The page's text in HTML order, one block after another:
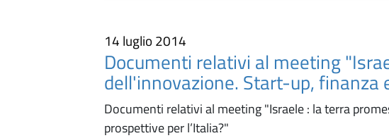
14 luglio 2014
Documenti relativi al meeting
dell'innovazione. Start-up, finanza
Documenti relativi al meeting "Israele : la terra
prospettive per l’Italia?"